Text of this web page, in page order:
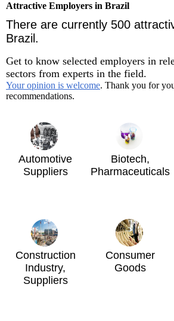
Attractive Employers in Brazil
There are currently 500
Brazil.
Get to know selected employers in
sectors from experts in the field.
Your opinion is welcome. Thank you for
recommendations.
Automotive
Suppliers
Biotech,
Pharmaceuticals
Construction
Industry,
Suppliers
Consumer
Goods